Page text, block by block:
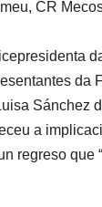
CR
da
Sánchez
a
regreso que